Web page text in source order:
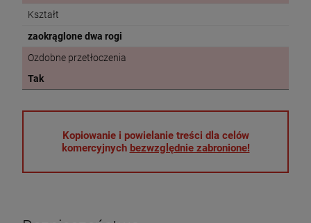
Kształt
zaokrąglone dwa rogi
Ozdobne przetłoczenia
Tak
Kopiowanie i powielanie treści dla celów
komercyjnych bezwzględnie zabronione!